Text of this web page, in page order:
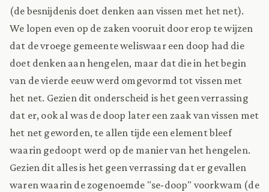
(de besnijdenis doet denken aan vissen met het net).
We lopen even op de zaken vooruit door erop te wijzen
dat de vroege gemeente weliswaar een doop had die
doet denken aan hengelen, maar dat die in het begin
van de vierde eeuw werd omgevormd tot vissen met
het net. Gezien dit onderscheid is het geen verrassing
dat er, ook al was de doop later een zaak van vissen met
het net geworden, te allen tijde een element bleef
waarin gedoopt werd op de manier van het hengelen.
Gezien dit alles is het geen verrassing dat er gevallen
waren waarin de zogenoemde "se-doop" voorkwam (de